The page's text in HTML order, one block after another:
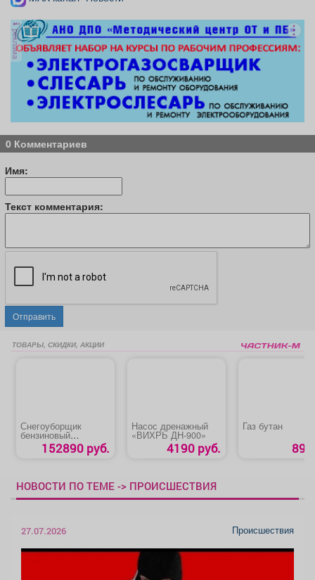
реклама
0 Комментариев
Имя:
Текст комментария:
Отправить
ТОВАРЫ, СКИДКИ, АКЦИИ
Снегоуборщик
бензиновый
«CHAMPION
STT1170E» на
152890 руб.
Насос дренажный
«ВИХРЬ ДН-900»
4190 руб.
Газ бутан
89
НОВОСТИ ПО ТЕМЕ -> ПРОИСШЕСТВИЯ
27.07.2026 Происшествия